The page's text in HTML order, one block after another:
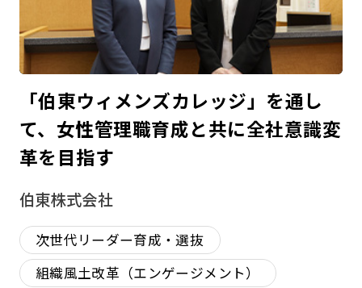
「伯東ウィメンズカレッジ」を通し
て、女性管理職育成と共に全社意識変
革を目指す
伯東株式会社
次世代リーダー育成・選抜
組織風土改革（エンゲージメント）